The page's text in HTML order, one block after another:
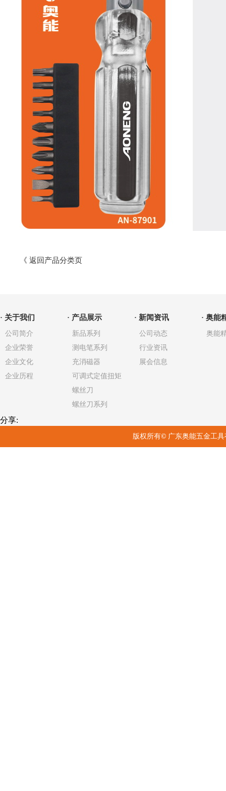
《 返回产品分类页
· 关于我们 · 产品展示 · 新闻资讯 · 奥能
公司简介
企业荣誉
企业文化
企业历程
新品系列
测电笔系列
充消磁器
可调式定值扭矩
螺丝刀
螺丝刀系列
公司动态
行业资讯
展会信息
奥能
分享:
版权所有©广东奥能五金工